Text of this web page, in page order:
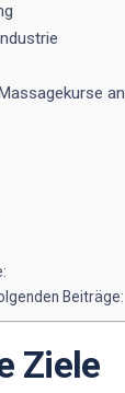
Beiträge:
Ziele